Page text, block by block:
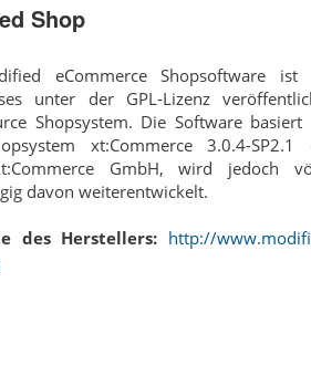
Shop
eCommerce Shopsoftware ist
unter der GPL-Lizenz
Shopsystem. Die Software basiert
xt:Commerce 3.0.4-SP2.1
GmbH, wird jedoch
davon weiterentwickelt.
des Herstellers: http://